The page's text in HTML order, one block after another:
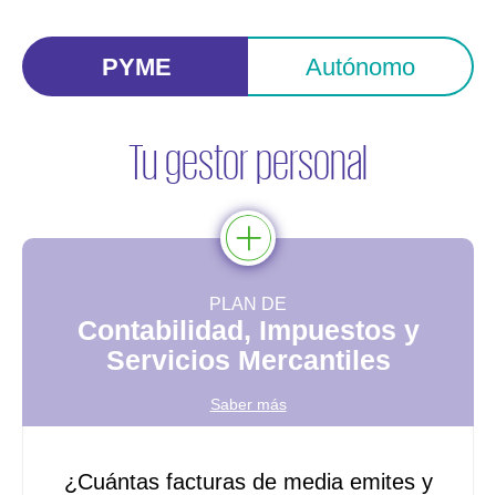
PYME Autónomo
Tu gestor personal
PLAN DE
Contabilidad, Impuestos y
Servicios Mercantiles
Saber más
¿Cuántas facturas de media emites y